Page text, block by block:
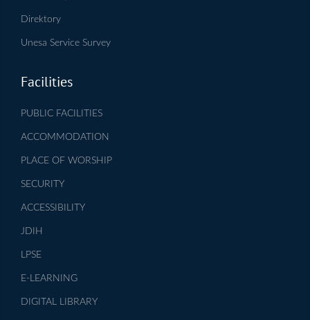
Direktory
Unesa Service Survey
Facilities
PUBLIC FACILITIES
ACCOMMODATION
PLACE OF WORSHIP
SECURITY
ACCESSIBILITY
JDIH
LPSE
E-LEARNING
DIGITAL LIBRARY